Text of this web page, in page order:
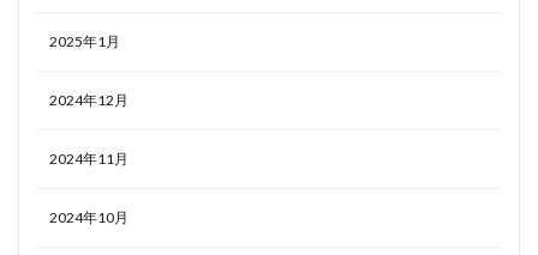
2025年1月
2024年12月
2024年11月
2024年10月